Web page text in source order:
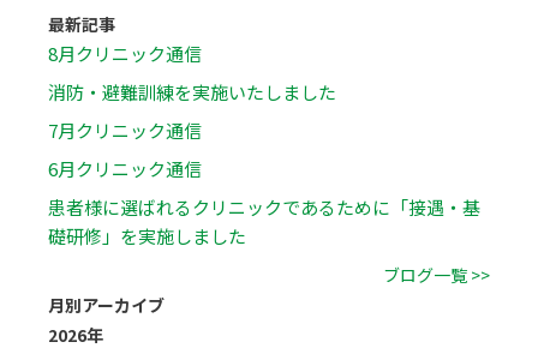
最新記事
8月クリニック通信
消防・避難訓練を実施いたしました
7月クリニック通信
6月クリニック通信
患者様に選ばれるクリニックであるために「接遇・基
礎研修」を実施しました
ブログ一覧 >>
月別アーカイブ
2026年